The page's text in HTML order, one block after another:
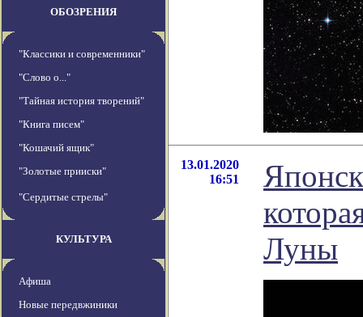
ОБОЗРЕНИЯ
"Классики и современники"
"Слово о..."
"Тайная история творений"
"Книга писем"
"Кошачий ящик"
"Золотые прииски"
"Сердитые стрелы"
КУЛЬТУРА
Афиша
Новые передвжиники
13.01.2020
16:51
Луны